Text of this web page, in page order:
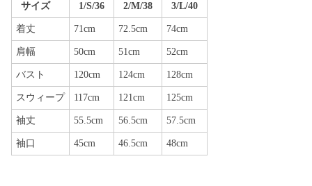
サイズ 1/S/36 2/M/38 3/L/40
着丈 71cm 72.5cm 74cm
肩幅 50cm 51cm 52cm
バスト 120cm 124cm 128cm
スウィープ 117cm 121cm 125cm
袖丈 55.5cm 56.5cm 57.5cm
袖口 45cm 46.5cm 48cm